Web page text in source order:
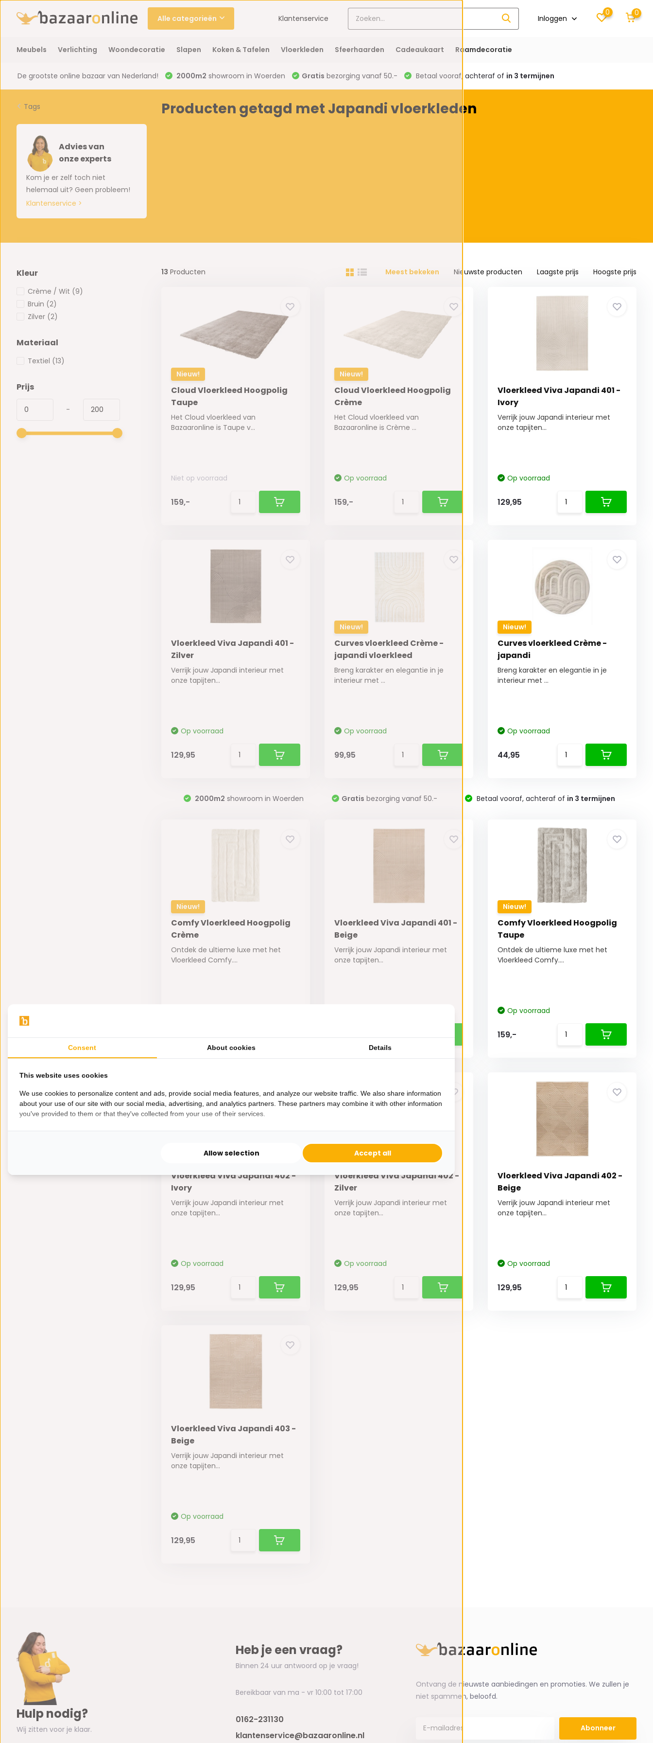
Alle categorieën Klantenservice Inloggen
0 0
Meubels Verlichting Woondecoratie Slapen Koken & Tafelen Vloerkleden Sfeerhaarden Cadeaukaart Raamdecoratie
De grootste online bazaar van Nederland! 2000m2 showroom in Woerden Gratis bezorging vanaf 50.- Betaal vooraf, achteraf of in 3 termijnen
Tags
Advies van
onze experts
Kom je er zelf toch niet
helemaal uit? Geen probleem!
Klantenservice >
Producten getagd met Japandi vloerkleden
Kleur
Crème / Wit (9)
Bruin (2)
Zilver (2)
Materiaal
Textiel (13)
Prijs
-
13 Producten Meest bekeken Nieuwste producten Laagste prijs Hoogste prijs
Nieuw!
Cloud Vloerkleed Hoogpolig
Taupe
Het Cloud vloerkleed van
Bazaaronline is Taupe v...
Niet op voorraad
159,-
Nieuw!
Cloud Vloerkleed Hoogpolig
Crème
Het Cloud vloerkleed van
Bazaaronline is Crème ...
Op voorraad
159,-
Vloerkleed Viva Japandi 401 -
Ivory
Verrijk jouw Japandi interieur met
onze tapijten...
Op voorraad
129,95
Vloerkleed Viva Japandi 401 -
Zilver
Verrijk jouw Japandi interieur met
onze tapijten...
Op voorraad
129,95
Nieuw!
Curves vloerkleed Crème -
japandi vloerkleed
Breng karakter en elegantie in je
interieur met ...
Op voorraad
99,95
Nieuw!
Curves vloerkleed Crème -
japandi
Breng karakter en elegantie in je
interieur met ...
Op voorraad
44,95
2000m2 showroom in Woerden Gratis bezorging vanaf 50.- Betaal vooraf, achteraf of in 3 termijnen
Nieuw!
Comfy Vloerkleed Hoogpolig
Crème
Ontdek de ultieme luxe met het
Vloerkleed Comfy....
159,-
Vloerkleed Viva Japandi 401 -
Beige
Verrijk jouw Japandi interieur met
onze tapijten...
129,95
Nieuw!
Comfy Vloerkleed Hoogpolig
Taupe
Ontdek de ultieme luxe met het
Vloerkleed Comfy....
Op voorraad
159,-
Vloerkleed Viva Japandi 402 -
Ivory
Verrijk jouw Japandi interieur met
onze tapijten...
Op voorraad
129,95
Vloerkleed Viva Japandi 402 -
Zilver
Verrijk jouw Japandi interieur met
onze tapijten...
Op voorraad
129,95
Vloerkleed Viva Japandi 402 -
Beige
Verrijk jouw Japandi interieur met
onze tapijten...
Op voorraad
129,95
Vloerkleed Viva Japandi 403 -
Beige
Verrijk jouw Japandi interieur met
onze tapijten...
Op voorraad
129,95
Hulp nodig?
Wij zitten voor je klaar.
Heb je een vraag?
Binnen 24 uur antwoord op je vraag!
Bereikbaar van ma - vr 10:00 tot 17:00
0162-231130
klantenservice@bazaaronline.nl
Ontvang de nieuwste aanbiedingen en promoties. We zullen je
niet spammen, beloofd.
Abonneer
Consent About cookies Details
This website uses cookies
We use cookies to personalize content and ads, provide social media features, and analyze our website traffic. We also share information
about your use of our site with our social media, advertising, and analytics partners. These partners may combine it with other information
you've provided to them or that they've collected from your use of their services.
Allow selection Accept all